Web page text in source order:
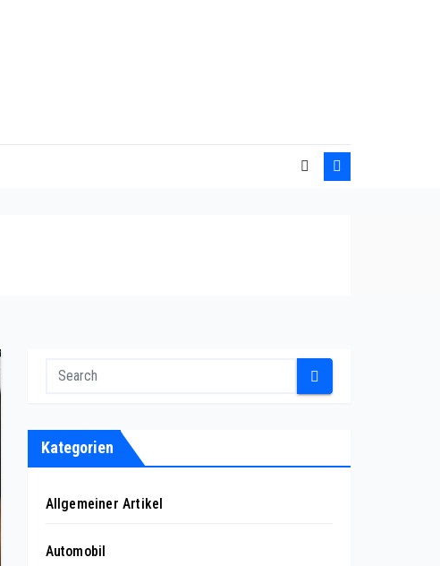
Kategorien
Allgemeiner Artikel
Automobil